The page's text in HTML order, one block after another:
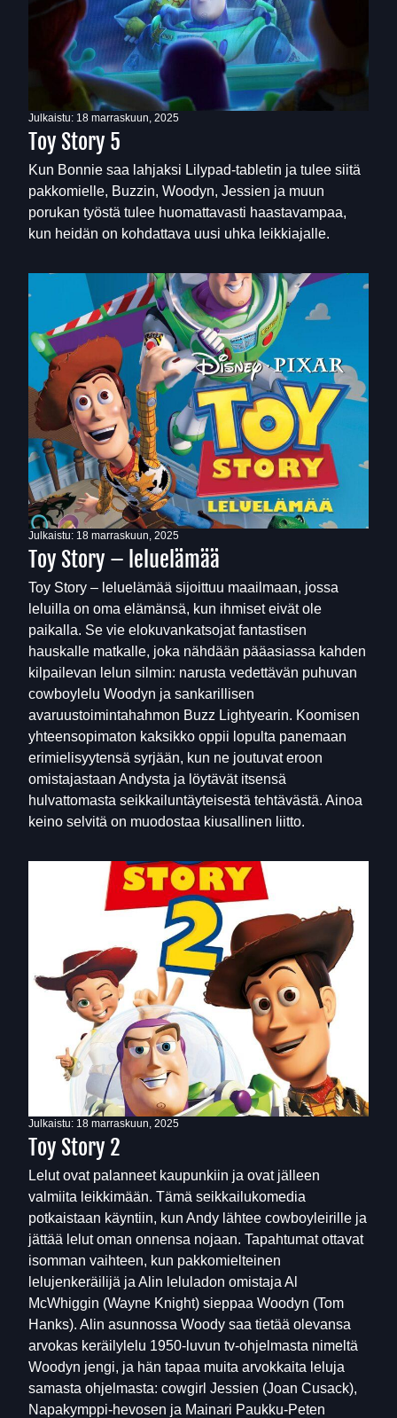
Julkaistu: 18 marraskuun, 2025
Toy Story 5
Kun Bonnie saa lahjaksi Lilypad-tabletin ja tulee siitä
pakkomielle, Buzzin, Woodyn, Jessien ja muun
porukan työstä tulee huomattavasti haastavampaa,
kun heidän on kohdattava uusi uhka leikkiajalle.
Julkaistu: 18 marraskuun, 2025
Toy Story – leluelämää
Toy Story – leluelämää sijoittuu maailmaan, jossa
leluilla on oma elämänsä, kun ihmiset eivät ole
paikalla. Se vie elokuvankatsojat fantastisen
hauskalle matkalle, joka nähdään pääasiassa kahden
kilpailevan lelun silmin: narusta vedettävän puhuvan
cowboylelu Woodyn ja sankarillisen
avaruustoimintahahmon Buzz Lightyearin. Koomisen
yhteensopimaton kaksikko oppii lopulta panemaan
erimielisyytensä syrjään, kun ne joutuvat eroon
omistajastaan Andysta ja löytävät itsensä
hulvattomasta seikkailuntäyteisestä tehtävästä. Ainoa
keino selvitä on muodostaa kiusallinen liitto.
Julkaistu: 18 marraskuun, 2025
Toy Story 2
Lelut ovat palanneet kaupunkiin ja ovat jälleen
valmiita leikkimään. Tämä seikkailukomedia
potkaistaan käyntiin, kun Andy lähtee cowboyleirille ja
jättää lelut oman onnensa nojaan. Tapahtumat ottavat
isomman vaihteen, kun pakkomielteinen
lelujenkeräilijä ja Alin leluladon omistaja Al
McWhiggin (Wayne Knight) sieppaa Woodyn (Tom
Hanks). Alin asunnossa Woody saa tietää olevansa
arvokas keräilylelu 1950-luvun tv-ohjelmasta nimeltä
Woodyn jengi, ja hän tapaa muita arvokkaita leluja
samasta ohjelmasta: cowgirl Jessien (Joan Cusack),
Napakymppi-hevosen ja Mainari Paukku-Peten